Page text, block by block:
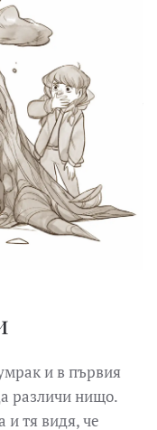
и в първия
различи нищо.
и тя видя, че